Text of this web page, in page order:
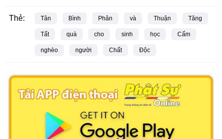
Thẻ: Tân Bình Phân và Thuận Tăng
Tất quà cho sinh học Cấm
nghèo người Chất Độc